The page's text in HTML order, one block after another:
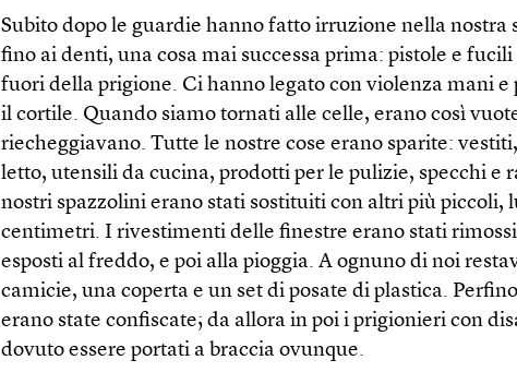
Subito dopo le guardie hanno fatto irruzione nella nostra
fino ai denti, una cosa mai successa prima: pistole e
fuori della prigione. Ci hanno legato con violenza mani e
il cortile. Quando siamo tornati alle celle, erano così
riecheggiavano. Tutte le nostre cose erano sparite:
letto, utensili da cucina, prodotti per le pulizie, specchi e
nostri spazzolini erano stati sostituiti con altri più piccoli,
centimetri. I rivestimenti delle finestre erano stati
esposti al freddo, e poi alla pioggia. A ognuno di noi
camicie, una coperta e un set di posate di plastica.
erano state confiscate; da allora in poi i prigionieri con
dovuto essere portati a braccia ovunque.